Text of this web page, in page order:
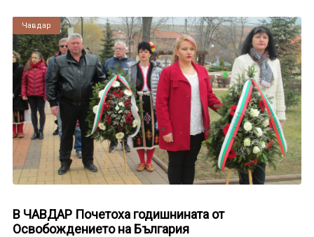
Чавдар
В ЧАВДАР Почетоха годишнината от
Освобождението на България